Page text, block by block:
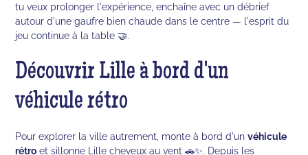
tu veux prolonger l'expérience, enchaîne avec un débrief
autour d'une gaufre bien chaude dans le centre — l'esprit du
jeu continue à la table 🤝.
Découvrir Lille à bord d'un
véhicule rétro
Pour explorer la ville autrement, monte à bord d'unvéhicule
rétro et sillonne Lille cheveux au vent 🚗✨. Depuis les